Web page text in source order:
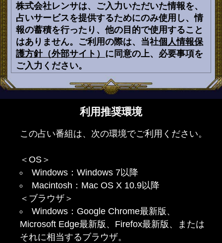
株式会社レンサは、ご入力いただいた情報を、
占いサービスを提供するためにのみ使用し、情
報の蓄積を行ったり、他の目的で使用すること
はありません。ご利用の際は、当社個人情報保
護方針（外部サイト） に同意の上、必要事項を
ご入力ください。
利用推奨環境
この占い番組は、次の環境でご利用ください。
＜OS＞
Windows：Windows 7以降
Macintosh：Mac OS X 10.9以降
＜ブラウザ＞
Windows：Google Chrome最新版、
Microsoft Edge最新版、Firefox最新版、または
それに相当するブラウザ。